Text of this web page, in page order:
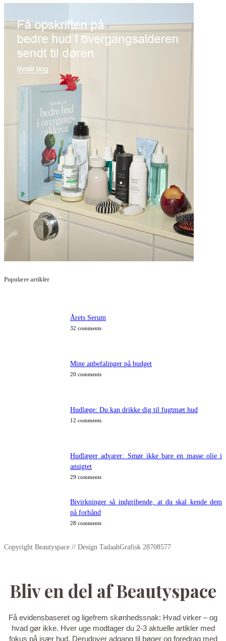
Populære artikler
Årets Serum
32 comments
Mine anbefalinger på budget
20 comments
Hudlæge: Du kan drikke dig til fugtmæt hud
12 comments
Hudlæger advarer: Smør ikke bare en masse olie i
ansigtet
29 comments
Bivirkninger så indgribende, at du skal kende dem
på forhånd
28 comments
Copyright Beautyspace // Design TadaahGrafisk 28708577
Bliv en del af Beautyspace
Få evidensbaseret og ligefrem skønhedssnak: Hvad virker – og
hvad gør ikke. Hver uge modtager du 2-3 aktuelle artikler med
fokus på især hud. Derudover adgang til bøger og foredrag med